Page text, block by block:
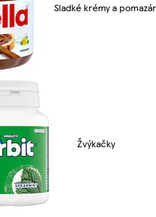
Sladké krémy a
Žvýkačky